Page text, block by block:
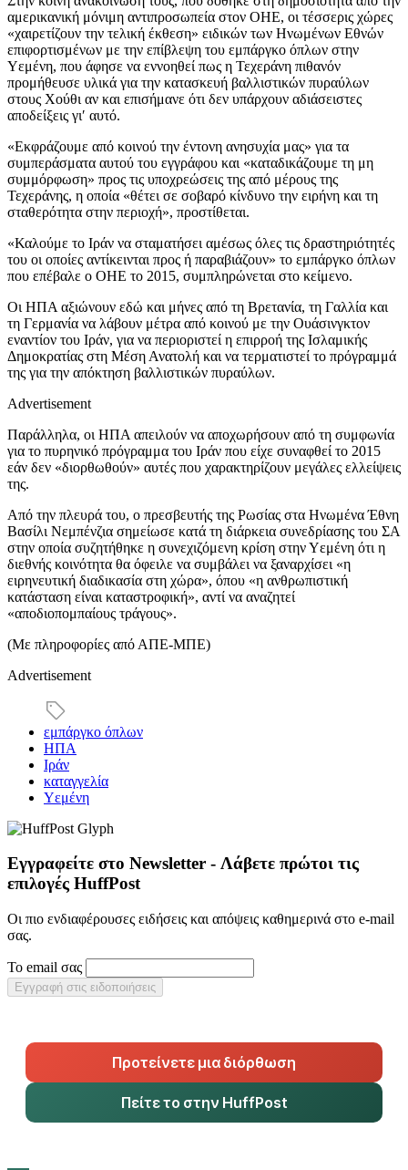
αμερικανική μόνιμη αντιπροσωπεία στον ΟΗΕ, οι τέσσερις χώρες
«χαιρετίζουν την τελική έκθεση» ειδικών των Ηνωμένων Εθνών
επιφορτισμένων με την επίβλεψη του εμπάργκο όπλων στην
Υεμένη, που άφησε να εννοηθεί πως η Τεχεράνη πιθανόν
προμήθευσε υλικά για την κατασκευή βαλλιστικών πυραύλων
στους Χούθι αν και επισήμανε ότι δεν υπάρχουν αδιάσειστες
αποδείξεις γι′ αυτό.
«Εκφράζουμε από κοινού την έντονη ανησυχία μας» για τα
συμπεράσματα αυτού του εγγράφου και «καταδικάζουμε τη μη
συμμόρφωση» προς τις υποχρεώσεις της από μέρους της
Τεχεράνης, η οποία «θέτει σε σοβαρό κίνδυνο την ειρήνη και τη
σταθερότητα στην περιοχή», προστίθεται.
«Καλούμε το Ιράν να σταματήσει αμέσως όλες τις δραστηριότητές
του οι οποίες αντίκεινται προς ή παραβιάζουν» το εμπάργκο όπλων
που επέβαλε ο ΟΗΕ το 2015, συμπληρώνεται στο κείμενο.
Οι ΗΠΑ αξιώνουν εδώ και μήνες από τη Βρετανία, τη Γαλλία και
τη Γερμανία να λάβουν μέτρα από κοινού με την Ουάσινγκτον
εναντίον του Ιράν, για να περιοριστεί η επιρροή της Ισλαμικής
Δημοκρατίας στη Μέση Ανατολή και να τερματιστεί το πρόγραμμά
της για την απόκτηση βαλλιστικών πυραύλων.
Advertisement
Παράλληλα, οι ΗΠΑ απειλούν να αποχωρήσουν από τη συμφωνία
για το πυρηνικό πρόγραμμα του Ιράν που είχε συναφθεί το 2015
εάν δεν «διορθωθούν» αυτές που χαρακτηρίζουν μεγάλες ελλείψεις
της.
Από την πλευρά του, ο πρεσβευτής της Ρωσίας στα Ηνωμένα Έθνη
Βασίλι Νεμπένζια σημείωσε κατά τη διάρκεια συνεδρίασης του ΣΑ
στην οποία συζητήθηκε η συνεχιζόμενη κρίση στην Υεμένη ότι η
διεθνής κοινότητα θα όφειλε να συμβάλει να ξαναρχίσει «η
ειρηνευτική διαδικασία στη χώρα», όπου «η ανθρωπιστική
κατάσταση είναι καταστροφική», αντί να αναζητεί
«αποδιοπομπαίους τράγους».
(Με πληροφορίες από ΑΠΕ-ΜΠΕ)
Advertisement
εμπάργκο όπλων
ΗΠΑ
Ιράν
καταγγελία
Υεμένη
Εγγραφείτε στο Newsletter - Λάβετε πρώτοι τις
επιλογές HuffPost
Οι πιο ενδιαφέρουσες ειδήσεις και απόψεις καθημερινά στο e-mail
σας.
Το email σας
Εγγραφή στις ειδοποιήσεις
Προτείνετε μια διόρθωση
Πείτε το στην HuffPost